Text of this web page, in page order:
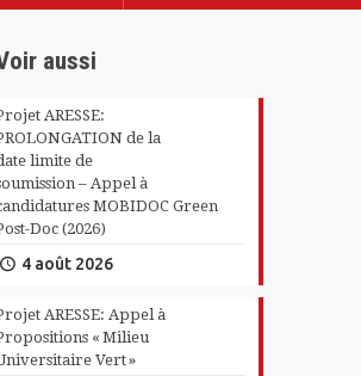
aussi
ARESSE:
de la
limite de
– Appel à
MOBIDOC Green
Doc (2026)
4 août 2026
ARESSE: Appel à
« Milieu
Vert »